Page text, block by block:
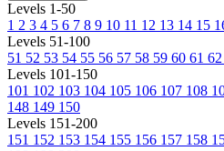
Levels 1-50
1 2 3 4 5 6 7 8 9 10 11 12 13 14 15
Levels 51-100
51 52 53 54 55 56 57 58 59 60 61 62
Levels 101-150
101 102 103 104 105 106 107 108
148 149 150
Levels 151-200
151 152 153 154 155 156 157 158